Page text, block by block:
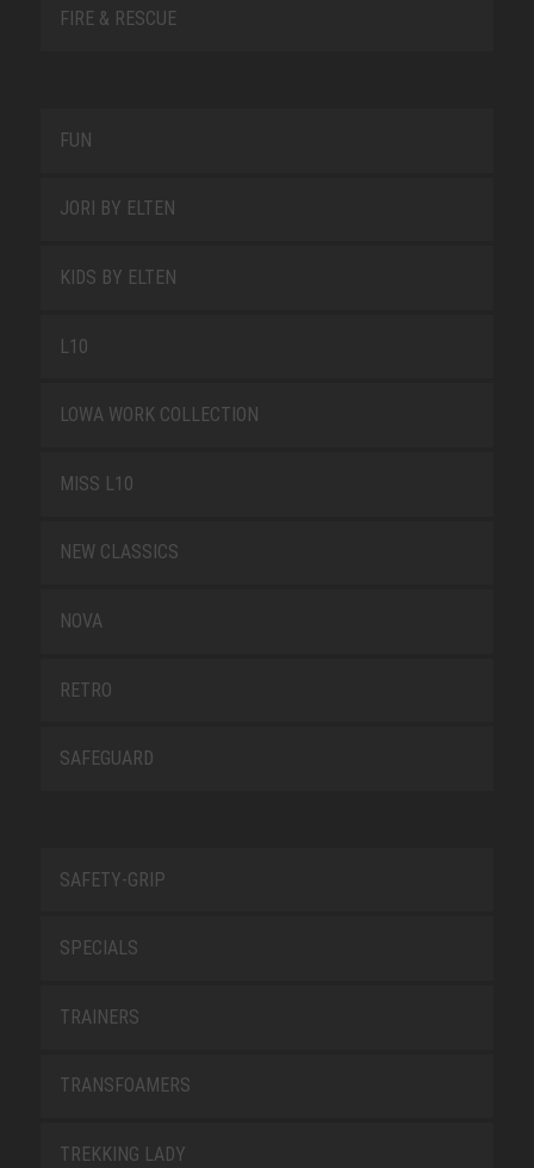
FIRE & RESCUE
FUN
JORI BY ELTEN
KIDS BY ELTEN
L10
LOWA WORK COLLECTION
MISS L10
NEW CLASSICS
NOVA
RETRO
SAFEGUARD
SAFETY-GRIP
SPECIALS
TRAINERS
TRANSFOAMERS
TREKKING LADY